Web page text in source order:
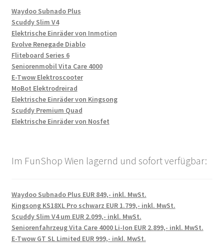
Waydoo Subnado Plus
Scuddy Slim V4
Elektrische Einräder von Inmotion
Evolve Renegade Diablo
Fliteboard Series 6
Seniorenmobil Vita Care 4000
E-Twow Elektroscooter
MoBot Elektrodreirad
Elektrische Einräder von Kingsong
Scuddy Premium Quad
Elektrische Einräder von Nosfet
Im FunShop Wien lagernd und sofort verfügbar:
Waydoo Subnado Plus EUR 849,- inkl. MwSt.
Kingsong KS18XL Pro schwarz EUR 1.799,- inkl. MwSt.
Scuddy Slim V4 um EUR 2.099,- inkl. MwSt.
Seniorenfahrzeug Vita Care 4000 Li-Ion EUR 2.899,- inkl. MwSt.
E-Twow GT SL Limited EUR 999,- inkl. MwSt.